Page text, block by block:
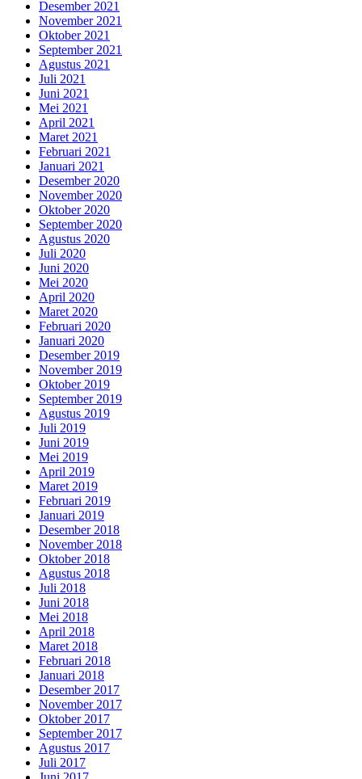
Desember 2021
November 2021
Oktober 2021
September 2021
Agustus 2021
Juli 2021
Juni 2021
Mei 2021
April 2021
Maret 2021
Februari 2021
Januari 2021
Desember 2020
November 2020
Oktober 2020
September 2020
Agustus 2020
Juli 2020
Juni 2020
Mei 2020
April 2020
Maret 2020
Februari 2020
Januari 2020
Desember 2019
November 2019
Oktober 2019
September 2019
Agustus 2019
Juli 2019
Juni 2019
Mei 2019
April 2019
Maret 2019
Februari 2019
Januari 2019
Desember 2018
November 2018
Oktober 2018
Agustus 2018
Juli 2018
Juni 2018
Mei 2018
April 2018
Maret 2018
Februari 2018
Januari 2018
Desember 2017
November 2017
Oktober 2017
September 2017
Agustus 2017
Juli 2017